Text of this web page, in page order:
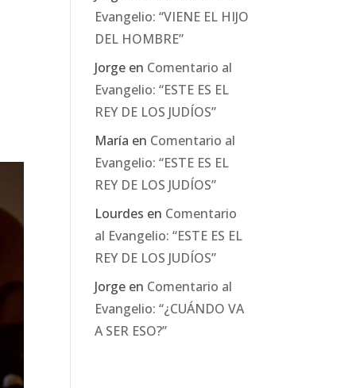
Evangelio: “VIENE EL HIJO
DEL HOMBRE”
Jorge en Comentario al
Evangelio: “ESTE ES EL
REY DE LOS JUDÍOS”
María en Comentario al
Evangelio: “ESTE ES EL
REY DE LOS JUDÍOS”
Lourdes en Comentario
al Evangelio: “ESTE ES EL
REY DE LOS JUDÍOS”
Jorge en Comentario al
Evangelio: “¿CUÁNDO VA
A SER ESO?”